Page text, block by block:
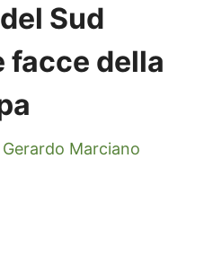
Sud
facce della
Gerardo Marciano